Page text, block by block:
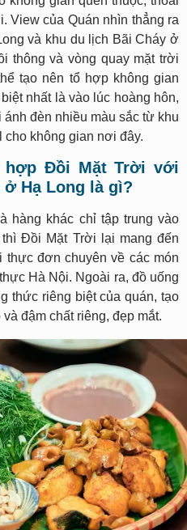
View của Quán nhìn thẳng ra
và khu du lịch Bãi Cháy ở
thông và vòng quay mặt trời
tạo nên tổ hợp không gian
nhất là vào lúc hoàng hôn,
đèn nhiều màu sắc từ khu
cho không gian nơi đây.
hợp Đồi Mặt Trời với
Hạ Long là gì?
hàng khác chỉ tập trung vào
Đồi Mặt Trời lại mang đến
thực đơn chuyên về các món
Hà Nội. Ngoài ra, đồ uống
thức riêng biệt của quán, tạo
đậm chất riêng, đẹp mắt.